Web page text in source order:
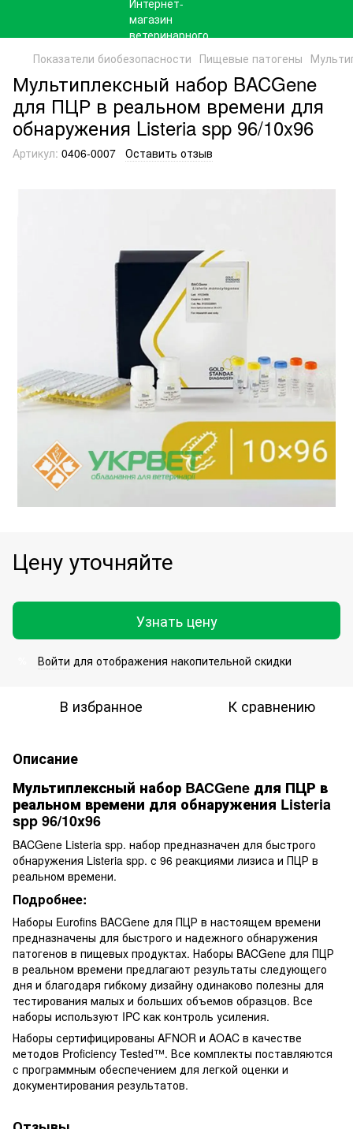
Показатели биобезопасности Пищевые патогены
Мультиплексный набор BACGene
для ПЦР в реальном времени для
обнаружения Listeria spp 96/10x96
Артикул: 0406-0007 Оставить отзыв
Цену уточняйте
Узнать цену
Войти для отображения накопительной скидки
В избранное К сравнению
Описание
Мультиплексный набор BACGene для ПЦР в
реальном времени для обнаружения Listeria
spp 96/10x96
BACGene Listeria spp. набор предназначен для быстрого
обнаружения Listeria spp. с 96 реакциями лизиса и ПЦР в
реальном времени.
Подробнее:
Наборы Eurofins BACGene для ПЦР в настоящем времени
предназначены для быстрого и надежного обнаружения
патогенов в пищевых продуктах. Наборы BACGene для ПЦР
в реальном времени предлагают результаты следующего
дня и благодаря гибкому дизайну одинаково полезны для
тестирования малых и больших объемов образцов. Все
наборы используют IPC как контроль усиления.
Наборы сертифицированы AFNOR и AOAC в качестве
методов Proficiency Tested™. Все комплекты поставляются
с программным обеспечением для легкой оценки и
документирования результатов.